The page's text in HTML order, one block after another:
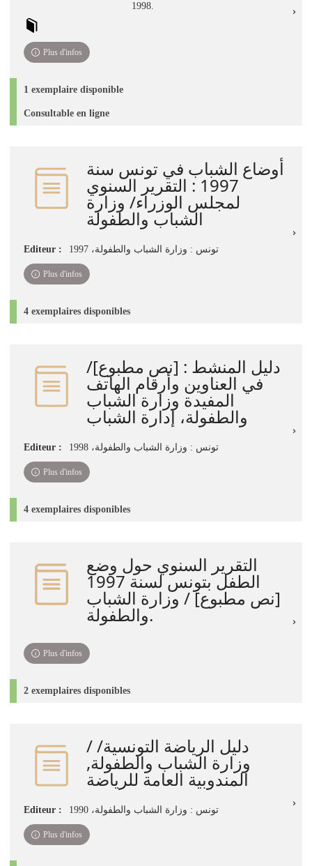
1998.
Plus d'infos
1 exemplaire disponible
Consultable en ligne
أوضاع الشباب في تونس سنة
1997 : التقرير السنوي
لمجلس الوزراء/ وزارة
الشباب والطفولة
Editeur : تونس : وزارة الشباب والطفولة، 1997
Plus d'infos
4 exemplaires disponibles
دليل المنشط : [نص مطبوع]/
في العناوين وأرقام الهاتف
المفيدة وزارة الشباب
والطفولة، إدارة الشباب
Editeur : تونس : وزارة الشباب والطفولة، 1998
Plus d'infos
4 exemplaires disponibles
التقرير السنوي حول وضع
الطفل بتونس لسنة 1997
[نص مطبوع] / وزارة الشباب
والطفولة.
Plus d'infos
2 exemplaires disponibles
دليل الرياضة التونسية/ /
وزارة الشباب والطفولة,
المندوبية العامة للرياضة
Editeur : تونس : وزارة الشباب والطفولة، 1990
Plus d'infos